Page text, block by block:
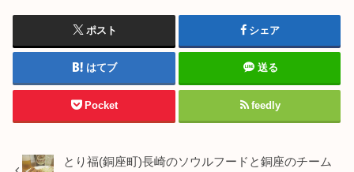
ポスト シェア
はてブ 送る
Pocket feedly
とり福(銅座町)長崎のソウルフードと銅座のチーム